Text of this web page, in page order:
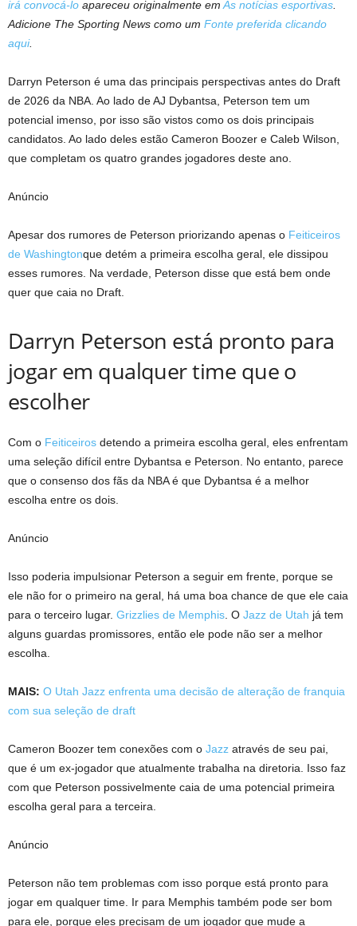
irá convocá-lo apareceu originalmente em As notícias esportivas
Adicione The Sporting News como um Fonte preferida clicando
aqui.
Darryn Peterson é uma das principais perspectivas antes do Draft
de 2026 da NBA. Ao lado de AJ Dybantsa, Peterson tem um
potencial imenso, por isso são vistos como os dois principais
candidatos. Ao lado deles estão Cameron Boozer e Caleb Wilson,
que completam os quatro grandes jogadores deste ano.
Anúncio
Apesar dos rumores de Peterson priorizando apenas o Feiticeiros
de Washingtonque detém a primeira escolha geral, ele dissipou
esses rumores. Na verdade, Peterson disse que está bem onde
quer que caia no Draft.
Darryn Peterson está pronto para
jogar em qualquer time que o
escolher
Com o Feiticeiros detendo a primeira escolha geral, eles enfrentam
uma seleção difícil entre Dybantsa e Peterson. No entanto, parece
que o consenso dos fãs da NBA é que Dybantsa é a melhor
escolha entre os dois.
Anúncio
Isso poderia impulsionar Peterson a seguir em frente, porque se
ele não for o primeiro na geral, há uma boa chance de que ele caia
para o terceiro lugar. Grizzlies de Memphis . O Jazz de Utah já tem
alguns guardas promissores, então ele pode não ser a melhor
escolha.
MAIS: O Utah Jazz enfrenta uma decisão de alteração de franquia
com sua seleção de draft
Cameron Boozer tem conexões com o Jazz através de seu pai,
que é um ex-jogador que atualmente trabalha na diretoria. Isso faz
com que Peterson possivelmente caia de uma potencial primeira
escolha geral para a terceira.
Anúncio
Peterson não tem problemas com isso porque está pronto para
jogar em qualquer time. Ir para Memphis também pode ser bom
para ele, porque eles precisam de um jogador que mude a